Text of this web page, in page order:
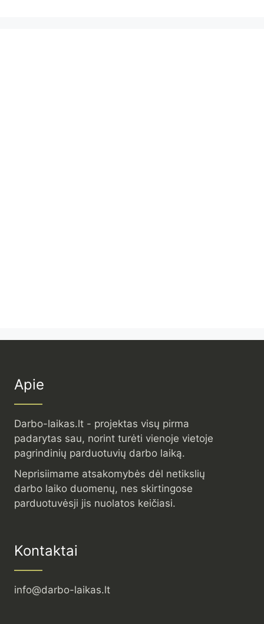
Apie
Darbo-laikas.lt - projektas visų pirma
padarytas sau, norint turėti vienoje vietoje
pagrindinių parduotuvių darbo laiką.
Neprisiimame atsakomybės dėl netikslių
darbo laiko duomenų, nes skirtingose
parduotuvėsji jis nuolatos keičiasi.
Kontaktai
info@darbo-laikas.lt